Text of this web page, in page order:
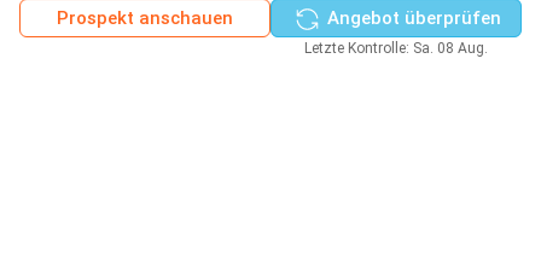
Prospekt anschauen
Angebot überprüfen
Letzte Kontrolle: Sa. 08 Aug.